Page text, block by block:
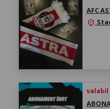
AFC
location_on
valabil